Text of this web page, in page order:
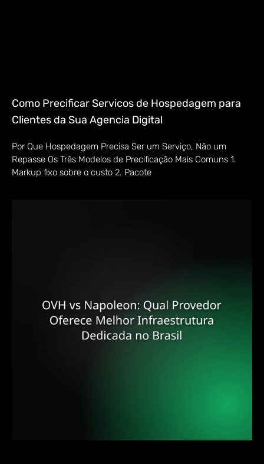
Como Precificar Servicos de Hospedagem para
Clientes da Sua Agencia Digital
Por Que Hospedagem Precisa Ser um Serviço, Não um
Repasse Os Três Modelos de Precificação Mais Comuns 1.
Markup fixo sobre o custo 2. Pacote